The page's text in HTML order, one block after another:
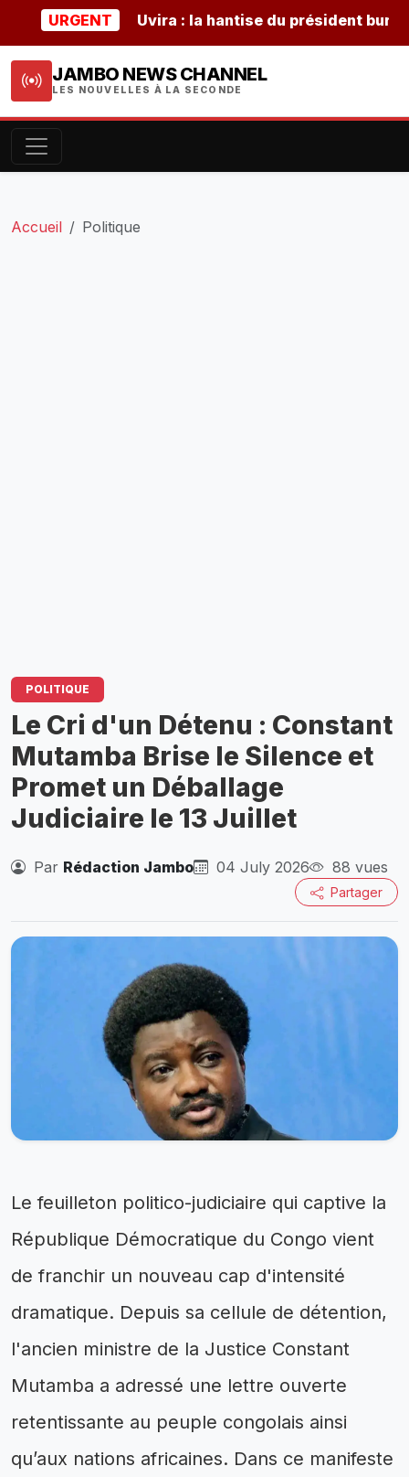
URGENT Uvira : la hantise du président burundais
JAMBO NEWS CHANNEL
LES NOUVELLES À LA SECONDE
Accueil Politique
POLITIQUE
​Le Cri d'un Détenu : Constant
Mutamba Brise le Silence et
Promet un Déballage
Judiciaire le 13 Juillet
Par Rédaction Jambo 04 July 2026 88 vues
Partager
Le feuilleton politico-judiciaire qui captive la
République Démocratique du Congo vient
de franchir un nouveau cap d'intensité
dramatique. Depuis sa cellule de détention,
l'ancien ministre de la Justice Constant
Mutamba a adressé une lettre ouverte
retentissante au peuple congolais ainsi
qu’aux nations africaines. Dans ce manifeste